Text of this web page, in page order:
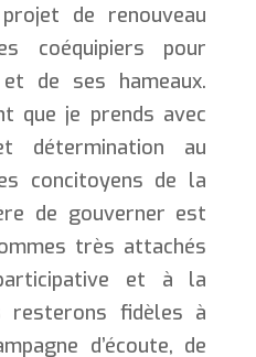
de renouveau
coéquipiers pour
de ses hameaux.
que je prends avec
détermination au
concitoyens de la
de gouverner est
très attachés
et à la
resterons fidèles à
d’écoute, de